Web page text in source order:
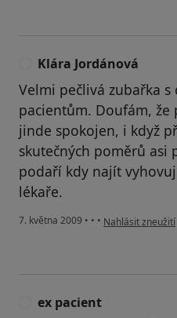
Klára Jordánová
Velmi pečlivá zubařka
pacientům. Doufám,
jinde spokojen, i když
skutečných poměrů asi
podaří kdy najít
lékaře.
7. května 2009 • • • podle názoru
Nahlásit zneužití
ex pacient